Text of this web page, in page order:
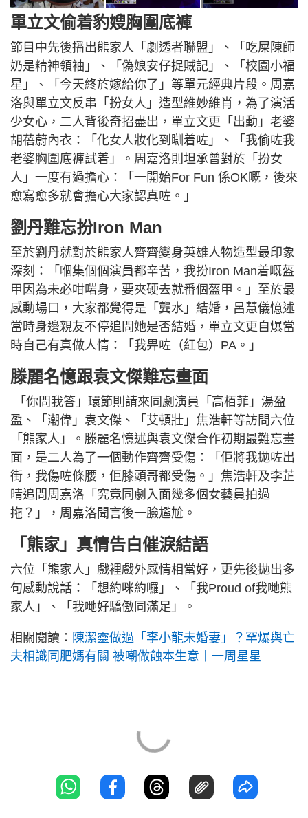
單立文偷着豹嫂胸圍底褲
節目中先後播出熊家人「劇透者聯盟」、「吃屎陳師
奶是精神領袖」、「偽娘安仔捉賊記」、「校園小福
星」、「今天終於嫁給你了」等單元經典片段。周嘉
洛與單立文反串「扮女人」造型維妙維肖，為了演活
少女心，二人背後奇招盡出，單立文更「出動」老婆
胡蓓蔚內衣：「化女人妝化到瞓着咗」、「我偷咗我
老婆胸圍底褲試着」。周嘉洛則坦承曾對於「扮女
人」一度有過擔心：「一開始For Fun 係OK嘅，後來
愈寫愈多就會擔心大家認真咗。」
劉丹難忘扮Iron Man
至於劉丹就對於熊家人齊齊變身英雄人物造型最印象
深刻：「嗰集個個演員都辛苦，我扮Iron Man着嘅盔
甲因為未必咁啱身，要夾硬去就番個盔甲。」至於最
感動場口，大家都覺得是「龔水」結婚，呂慧儀憶述
當時身邊親友不停追問她是否結婚，單立文更自爆當
時自己有真做人情：「我畀咗（紅包）PA。」
滕麗名憶跟袁文傑難忘畫面
「你問我答」環節則請來同劇演員「高栢菲」湯盈
盈、「潮偉」袁文傑、「艾頓壯」焦浩軒等訪問六位
「熊家人」。滕麗名憶述與袁文傑合作初期最難忘畫
面，是二人為了一個動作齊齊受傷：「佢將我拋咗出
街，我傷咗條腰，佢膝頭哥都受傷。」焦浩軒及李芷
晴追問周嘉洛「究竟同劇入面幾多個女藝員拍過
拖？」，周嘉洛聞言後一臉尷尬。
「熊家」真情告白催淚結語
六位「熊家人」戲裡戲外感情相當好，更先後拋出多
句感動說話：「想約咪約囉」、「我Proud of我哋熊
家人」、「我哋好驕傲同滿足」。
相關閱讀： 陳潔靈做過「李小龍未婚妻」？罕爆與亡
夫相識同肥媽有關 被嘲做蝕本生意丨一周星星